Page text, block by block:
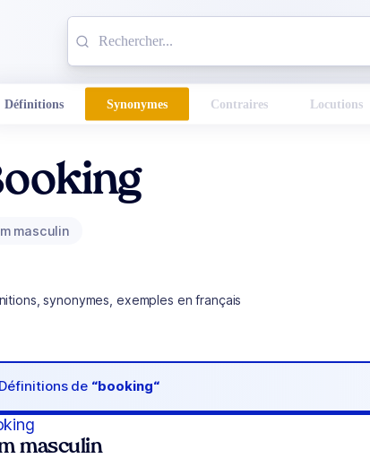
Définitions Synonymes Contraires Locutions
masculin
synonymes, exemples en français
Définitions de “booking“
masculin